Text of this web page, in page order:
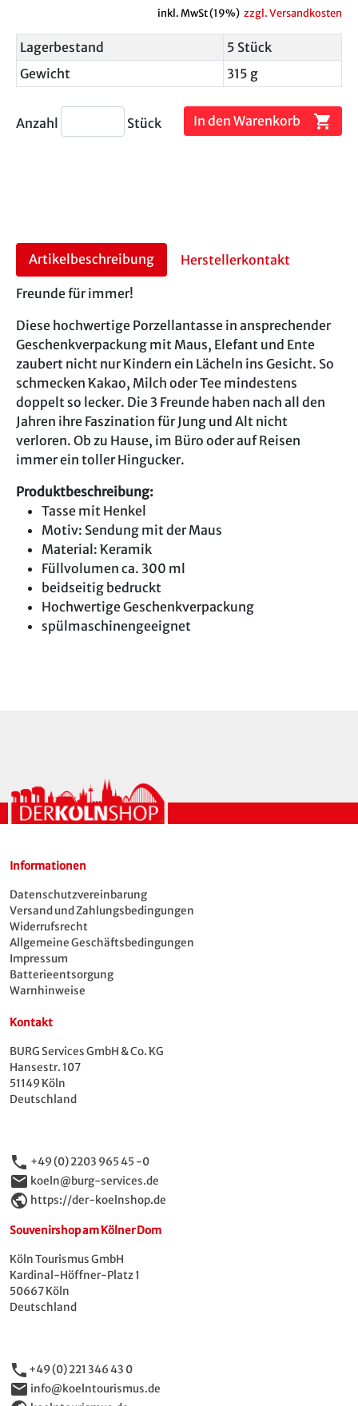
inkl. MwSt (19%) zzgl. Versandkosten
Lagerbestand
5 Stück
Gewicht
315 g
Anzahl Stück In den Warenkorb shopping_cart
Artikelbeschreibung Herstellerkontakt
Freunde für immer!
Diese hochwertige Porzellantasse in ansprechender
Geschenkverpackung mit Maus, Elefant und Ente
zaubert nicht nur Kindern ein Lächeln ins Gesicht. So
schmecken Kakao, Milch oder Tee mindestens
doppelt so lecker. Die 3 Freunde haben nach all den
Jahren ihre Faszination für Jung und Alt nicht
verloren. Ob zu Hause, im Büro oder auf Reisen
immer ein toller Hingucker.
Produktbeschreibung:
Tasse mit Henkel
Motiv: Sendung mit der Maus
Material: Keramik
Füllvolumen ca. 300 ml
beidseitig bedruckt
Hochwertige Geschenkverpackung
spülmaschinengeeignet
Informationen
Datenschutzvereinbarung
Versand und Zahlungsbedingungen
Widerrufsrecht
Allgemeine Geschäftsbedingungen
Impressum
Batterieentsorgung
Warnhinweise
Kontakt
BURG Services GmbH & Co. KG
Hansestr. 107
51149 Köln
Deutschland
phone +49 (0) 2203 965 45 -0
email koeln@burg-services.de
public https://der-koelnshop.de
Souvenirshop am Kölner Dom
Köln Tourismus GmbH
Kardinal-Höffner-Platz 1
50667 Köln
Deutschland
phone +49 (0) 221 346 43 0
email info@koelntourismus.de